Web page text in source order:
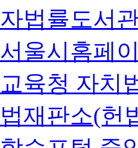
자법률도서
서울시홈페
교육청 자치
법재판소(헌